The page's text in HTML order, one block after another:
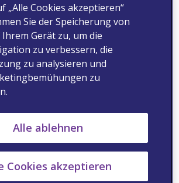
„Alle Cookies akzeptieren“
Sie der Speicherung von
Gerät zu, um die
zu verbessern, die
zu analysieren und
zu
Alle ablehnen
Cookies akzeptieren